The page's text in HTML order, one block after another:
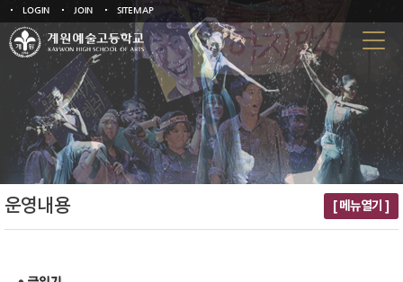
LOGIN JOIN SITEMAP
운영내용 [ 메뉴열기 ]